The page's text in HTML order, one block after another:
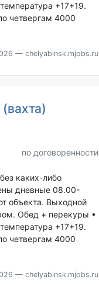
+17+19.
четвергам 4000
— chelyabinsk.mjobs.ru
по договоренности
каких-либо
дневные 08.00-
объекта. Выходной
Обед + перекуры •
+17+19.
четвергам 4000
— chelyabinsk.mjobs.ru